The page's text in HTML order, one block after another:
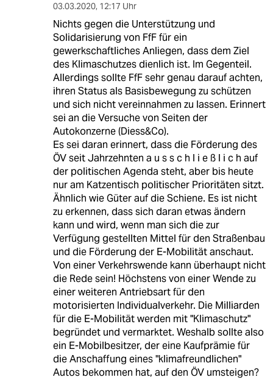
03.03.2020, 12:17 Uhr
Nichts gegen die Unterstützung und
Solidarisierung von FfF für ein
gewerkschaftliches Anliegen, dass dem Ziel
des Klimaschutzes dienlich ist. Im Gegenteil.
Allerdings sollte FfF sehr genau darauf achten,
ihren Status als Basisbewegung zu schützen
und sich nicht vereinnahmen zu lassen. Erinnert
sei an die Versuche von Seiten der
Autokonzerne (Diess&Co).
Es sei daran erinnert, dass die Förderung des
ÖV seit Jahrzehnten a u s s c h l i e ß l i c h auf
der politischen Agenda steht, aber bis heute
nur am Katzentisch politischer Prioritäten sitzt.
Ähnlich wie Güter auf die Schiene. Es ist nicht
zu erkennen, dass sich daran etwas ändern
kann und wird, wenn man sich die zur
Verfügung gestellten Mittel für den Straßenbau
und die Förderung der E-Mobilität anschaut.
Von einer Verkehrswende kann überhaupt nicht
die Rede sein! Höchstens von einer Wende zu
einer weiteren Antriebsart für den
motorisierten Individualverkehr. Die Milliarden
für die E-Mobilität werden mit "Klimaschutz"
begründet und vermarktet. Weshalb sollte also
ein E-Mobilbesitzer, der eine Kaufprämie für
die Anschaffung eines "klimafreundlichen"
Autos bekommen hat, auf den ÖV umsteigen?